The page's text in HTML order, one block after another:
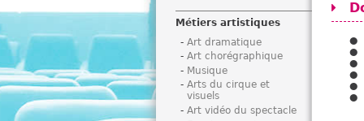
s
Métiers artistiques
Art dramatique
Art chorégraphique
Musique
Arts du cirque et
visuels
Art vidéo du spectacle